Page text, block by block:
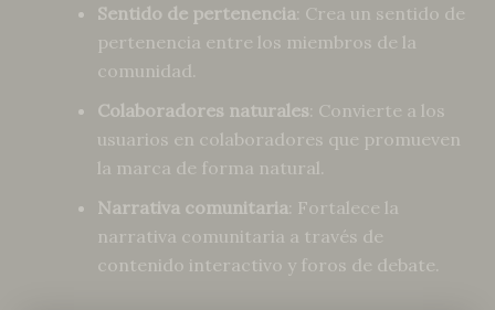
Sentido de pertenencia: Crea un sentido de
pertenencia entre los miembros de la
comunidad.
Colaboradores naturales: Convierte a los
usuarios en colaboradores que promueven
la marca de forma natural.
Narrativa comunitaria: Fortalece la
narrativa comunitaria a través de
contenido interactivo y foros de debate.